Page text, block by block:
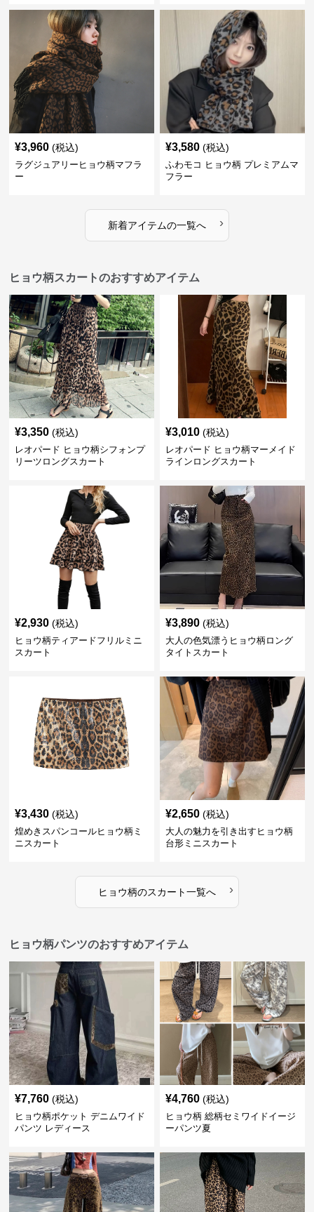
¥3,960 (税込)
ラグジュアリーヒョウ柄マフラ
ー
¥3,580 (税込)
ふわモコ ヒョウ柄 プレミアムマ
フラー
新着アイテムの一覧へ ›
ヒョウ柄スカートのおすすめアイテム
¥3,350 (税込)
レオパード ヒョウ柄シフォンプ
リーツロングスカート
¥3,010 (税込)
レオパード ヒョウ柄マーメイド
ラインロングスカート
¥2,930 (税込)
ヒョウ柄ティアードフリルミニ
スカート
¥3,890 (税込)
大人の色気漂うヒョウ柄ロング
タイトスカート
¥3,430 (税込)
煌めきスパンコールヒョウ柄ミ
ニスカート
¥2,650 (税込)
大人の魅力を引き出すヒョウ柄
台形ミニスカート
ヒョウ柄のスカート一覧へ ›
ヒョウ柄パンツのおすすめアイテム
¥7,760 (税込)
ヒョウ柄ポケット デニムワイド
パンツ レディース
¥4,760 (税込)
ヒョウ柄 総柄セミワイドイージ
ーパンツ夏